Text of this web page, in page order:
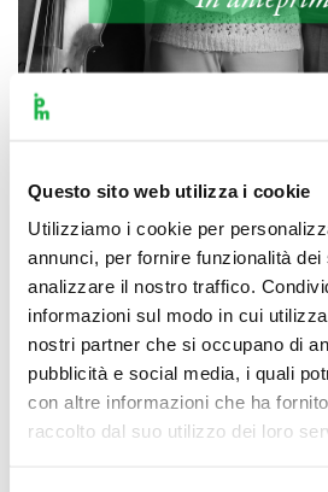
Questo sito web utilizza i cookie
Utilizziamo i cookie per
annunci, per fornire funzionalità
analizzare il nostro traffico.
informazioni sul modo in cui
nostri partner che si occupano di
pubblicità e social media, i quali
con altre informazioni che ha
raccolto dal suo utilizzo dei loro